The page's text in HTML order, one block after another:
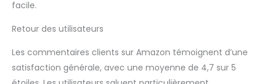
vapeur automatique.
En appuyant dessus,
cela équivaut à 50 kg
facile.
Retour des utilisateurs
Les commentaires clients sur Amazon témoignent d’une
satisfaction générale, avec une moyenne de 4,7 sur 5